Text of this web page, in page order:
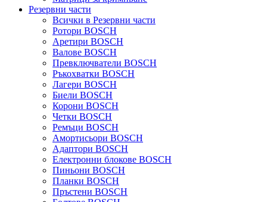
Резервни части
Всички в Резервни части
Ротори BOSCH
Аретири BOSCH
Валове BOSCH
Превключватели BOSCH
Ръкохватки BOSCH
Лагери BOSCH
Биели BOSCH
Корони BOSCH
Четки BOSCH
Ремъци BOSCH
Амортисьори BOSCH
Адаптори BOSCH
Електронни блокове BOSCH
Пиньони BOSCH
Планки BOSCH
Пръстени BOSCH